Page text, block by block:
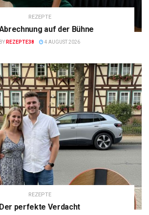
REZEPTE
auf der Bühne
BY REZEPTE38 4 AUGUST 2026
REZEPTE
Der perfekte Verdacht